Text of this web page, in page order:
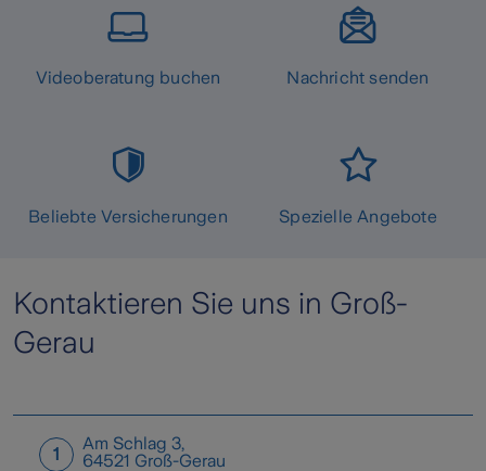
Videoberatung buchen Nachricht senden
Beliebte Versicherungen Spezielle Angebote
Kontaktieren Sie uns in Groß-
Gerau
1
Am Schlag 3,
64521 Groß-Gerau